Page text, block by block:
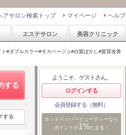
ヘルプ
マイページ
アサロン検索トップ
エステサロン 美容クリニック
ト#ダブルカラー#モカベージュ#白髪ぼかし#髪質改善
する
する
ようこそ、ゲストさん。
ログインする
会員登録する（無料）
ホットペッパービューティーなら
ポイントが1%たまる！